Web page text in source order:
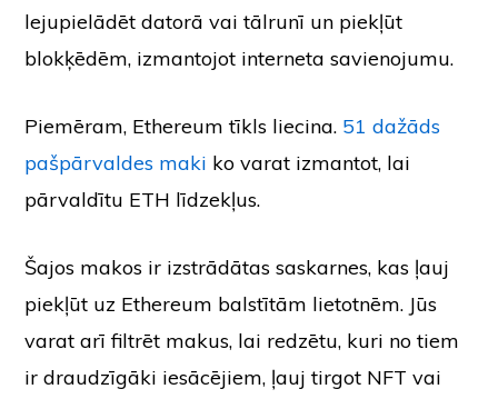
lejupielādēt datorā vai tālrunī un piekļūt
blokķēdēm, izmantojot interneta savienojumu.
Piemēram, Ethereum tīkls liecina. 51 dažāds
pašpārvaldes maki ko varat izmantot, lai
pārvaldītu ETH līdzekļus.
Šajos makos ir izstrādātas saskarnes, kas ļauj
piekļūt uz Ethereum balstītām lietotnēm. Jūs
varat arī filtrēt makus, lai redzētu, kuri no tiem
ir draudzīgāki iesācējiem, ļauj tirgot NFT vai